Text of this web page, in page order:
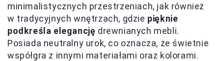
minimalistycznych przestrzeniach, jak również
w tradycyjnych wnętrzach, gdzie pięknie
podkreśla elegancję drewnianych mebli.
Posiada neutralny urok, co oznacza, że świetnie
współgra z innymi materiałami oraz kolorami.